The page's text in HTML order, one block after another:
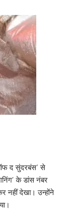
द सुंदरबंस’ से
के डांस नंबर
नहीं देखा। उन्होंने